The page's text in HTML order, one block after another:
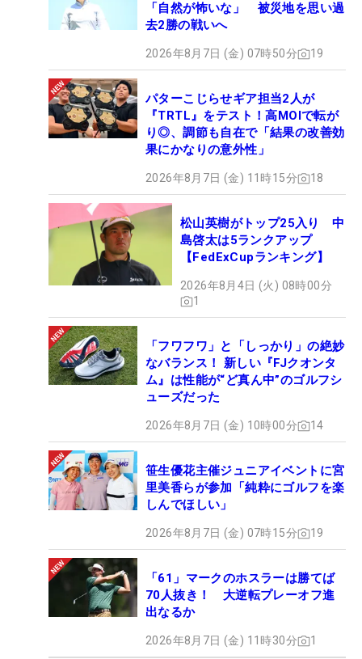
「自然が怖いな」 被災地を思い過
去2勝の戦いへ
2026年8月7日 (金) 07時50分 19
パターこじらせギア担当2人が
『TRTL』をテスト！高MOIで転が
り◎、調節も自在で「結果の改善効
果にかなりの意外性」
2026年8月7日 (金) 11時15分 18
松山英樹がトップ25入り 中
島啓太は5ランクアップ
【FedExCupランキング】
2026年8月4日 (火) 08時00分
1
「フワフワ」と「しっかり」の絶妙
なバランス！ 新しい『FJクオンタ
ム』は性能が“ど真ん中”のゴルフシ
ューズだった
2026年8月7日 (金) 10時00分 14
笹生優花主催ジュニアイベントに宮
里美香らが参加「純粋にゴルフを楽
しんでほしい」
2026年8月7日 (金) 07時15分 19
「61」マークのホスラーは勝てば
70人抜き！ 大逆転プレーオフ進
出なるか
2026年8月7日 (金) 11時30分 1